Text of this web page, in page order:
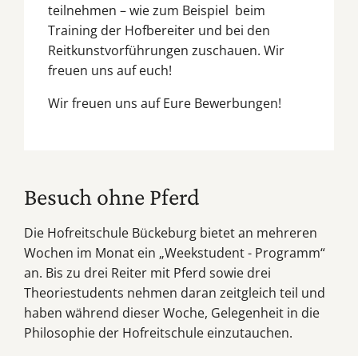
teilnehmen – wie zum Beispiel beim
Training der Hofbereiter und bei den
Reitkunstvorführungen zuschauen. Wir
freuen uns auf euch!
Wir freuen uns auf Eure Bewerbungen!
Besuch ohne Pferd
Die Hofreitschule Bückeburg bietet an mehreren
Wochen im Monat ein „Weekstudent - Programm“
an. Bis zu drei Reiter mit Pferd sowie drei
Theoriestudents nehmen daran zeitgleich teil und
haben während dieser Woche, Gelegenheit in die
Philosophie der Hofreitschule einzutauchen.